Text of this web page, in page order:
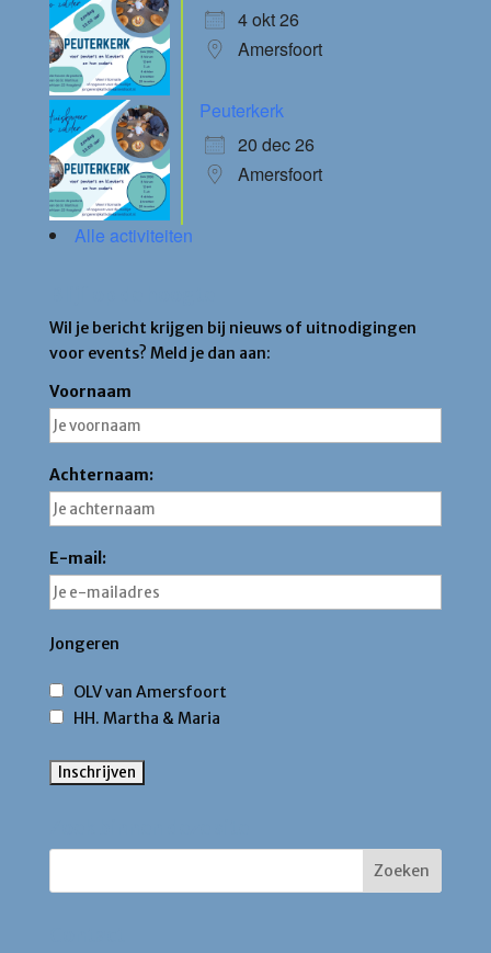
4 okt 26
Amersfoort
Peuterkerk
20 dec 26
Amersfoort
Alle activiteiten
Wil je bericht krijgen bij nieuws of uitnodigingen
voor events? Meld je dan aan:
Voornaam
Achternaam:
E-mail:
Jongeren
OLV van Amersfoort
HH. Martha & Maria